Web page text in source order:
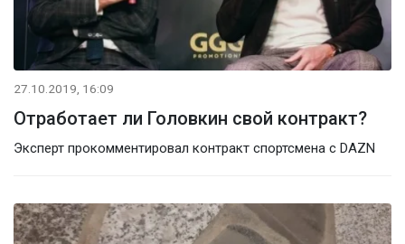
27.10.2019, 16:09
Отработает ли Головкин свой контракт?
Эксперт прокомментировал контракт спортсмена с DAZN